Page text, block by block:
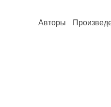
Авторы